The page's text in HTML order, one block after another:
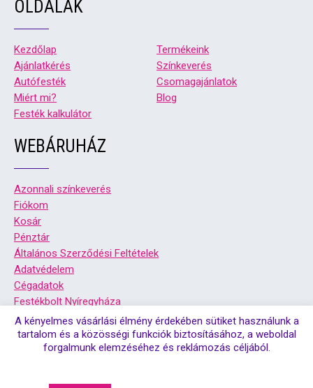
OLDALAK
Kezdőlap
Termékeink
Ajánlatkérés
Színkeverés
Autófesték
Csomagajánlatok
Miért mi?
Blog
Festék kalkulátor
WEBÁRUHÁZ
Azonnali színkeverés
Fiókom
Kosár
Pénztár
Általános Szerződési Feltételek
Adatvédelem
Cégadatok
Festékbolt Nyíregyháza
Festékbolt Debrecen
© Copyright 2026. Színsziget festékbolt debrecen, és
A kényelmes vásárlási élmény érdekében sütiket használunk a
tartalom és a közösségi funkciók biztosításához, a weboldal
forgalmunk elemzéséhez és reklámozás céljából.